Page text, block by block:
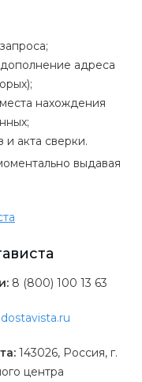
адреса
нахождения
и акта сверки.
выдавая
8 (800) 100 13 63
143026, Россия, г.
центра